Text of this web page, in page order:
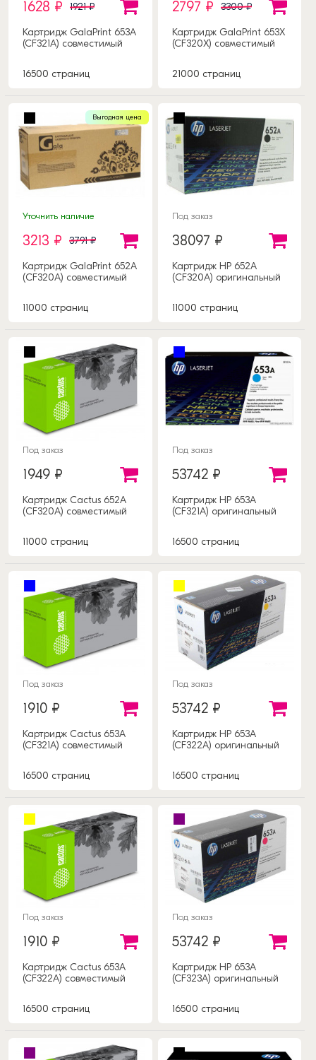
1628 ₽ 1921 ₽
Картридж GalaPrint 653A
(CF321A) совместимый
16500 страниц
2797 ₽ 3300 ₽
Картридж GalaPrint 653X
(CF320X) совместимый
21000 страниц
Выгодная цена
Уточнить наличие
3213 ₽ 3791 ₽
Картридж GalaPrint 652А
(CF320A) совместимый
11000 страниц
Под заказ
38097 ₽
Картридж HP 652А
(CF320A) оригинальный
11000 страниц
Под заказ
1949 ₽
Картридж Cactus 652А
(CF320A) совместимый
11000 страниц
Под заказ
53742 ₽
Картридж HP 653A
(CF321A) оригинальный
16500 страниц
Под заказ
1910 ₽
Картридж Cactus 653A
(CF321A) совместимый
16500 страниц
Под заказ
53742 ₽
Картридж HP 653A
(CF322A) оригинальный
16500 страниц
Под заказ
1910 ₽
Картридж Cactus 653A
(CF322A) совместимый
16500 страниц
Под заказ
53742 ₽
Картридж HP 653A
(CF323A) оригинальный
16500 страниц